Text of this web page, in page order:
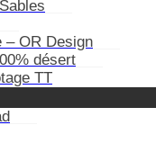
– OR Design
désert
TT